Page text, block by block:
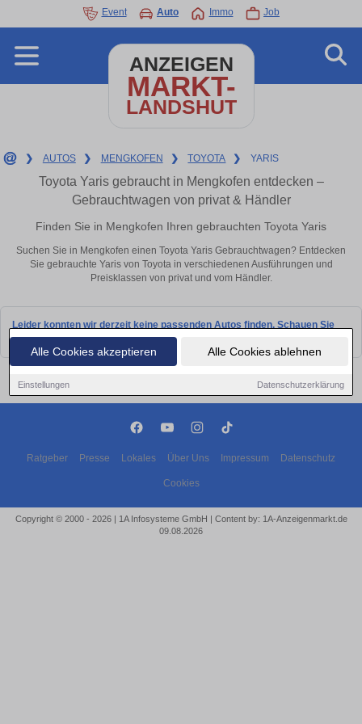
Alle Cookies akzeptieren Alle Cookies ablehnen
Einstellungen Datenschutzerklärung
Event Auto Immo Job
ANZEIGEN
MARKT-
LANDSHUT
❯ AUTOS ❯ MENGKOFEN ❯ TOYOTA ❯ YARIS
Toyota Yaris gebraucht in Mengkofen entdecken –
Gebrauchtwagen von privat & Händler
Finden Sie in Mengkofen Ihren gebrauchten Toyota Yaris
Suchen Sie in Mengkofen einen Toyota Yaris Gebrauchtwagen? Entdecken
Sie gebrauchte Yaris von Toyota in verschiedenen Ausführungen und
Preisklassen von privat und vom Händler.
Leider konnten wir derzeit keine passenden Autos finden. Schauen Sie
bald wieder vorbei!
Ratgeber Presse Lokales Über Uns Impressum Datenschutz
Cookies
Copyright © 2000 - 2026 | 1A Infosysteme GmbH | Content by: 1A-Anzeigenmarkt.de
09.08.2026